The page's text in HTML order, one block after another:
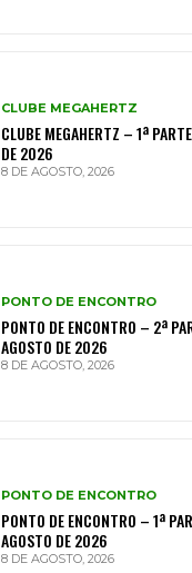
CLUBE MEGAHERTZ
CLUBE MEGAHERTZ – 1ª
DE 2026
8 DE AGOSTO, 2026
PONTO DE ENCONTRO
PONTO DE ENCONTRO – 2ª
AGOSTO DE 2026
8 DE AGOSTO, 2026
PONTO DE ENCONTRO
PONTO DE ENCONTRO – 1ª
AGOSTO DE 2026
8 DE AGOSTO, 2026